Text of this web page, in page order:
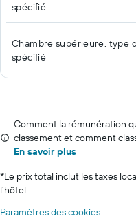
spécifié
Chambre supérieure, type
spécifié
Comment la rémunération
classement et comment
En savoir plus
*Le prix total inclut les taxes
l’hôtel.
Paramètres des cookies